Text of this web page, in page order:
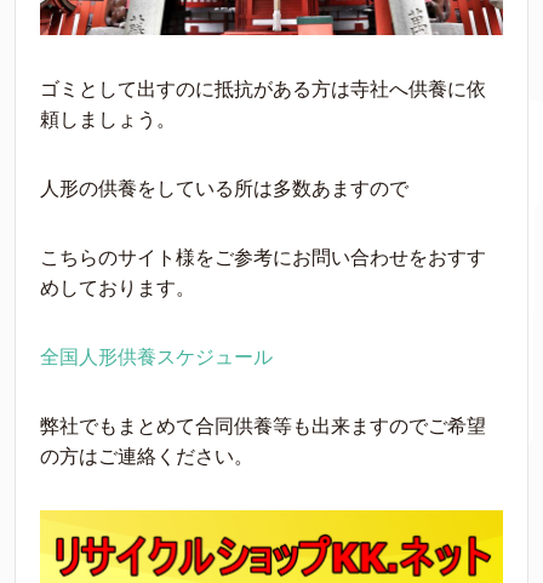
ゴミとして出すのに抵抗がある方は寺社へ供養に依
頼しましょう。
人形の供養をしている所は多数あますので
こちらのサイト様をご参考にお問い合わせをおすす
めしております。
全国人形供養スケジュール
弊社でもまとめて合同供養等も出来ますのでご希望
の方はご連絡ください。